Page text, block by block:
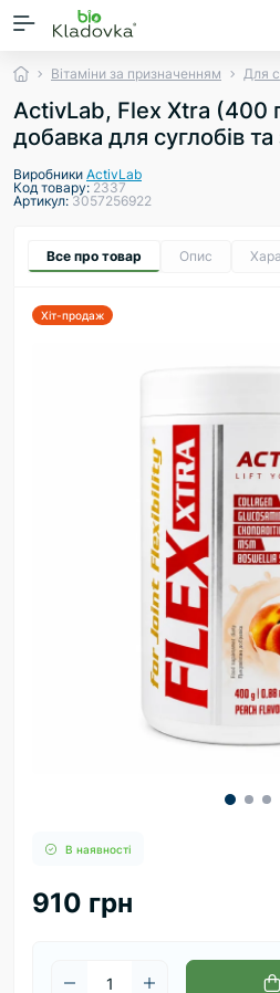
Вітаміни за призначенням Для
ActivLab, Flex Xtra (400
добавка для суглобів та
Виробники ActivLab
Код товару: 2337
Артикул: 3057256922
Все про товар Опис
Хіт-продаж
В наявності
910 грн